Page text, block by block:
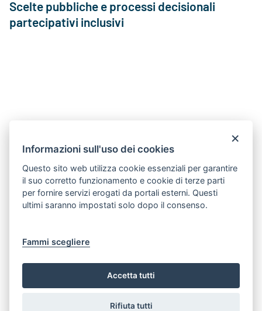
Scelte pubbliche e processi decisionali
partecipativi inclusivi
Ricerca testuale
Ricerca estesa al contenuto
Data pubblicazione
×
Informazioni sull'uso dei cookies
Questo sito web utilizza cookie essenziali per garantire
il suo corretto funzionamento e cookie di terze parti
per fornire servizi erogati da portali esterni. Questi
ultimi saranno impostati solo dopo il consenso.
Fammi scegliere
Accetta tutti
Rifiuta tutti